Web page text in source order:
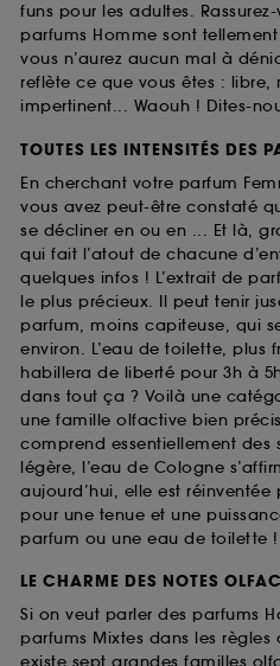
funs pour les adultes.
parfums Homme sont
vous n’aurez aucun mal à
reflète ce que vous êtes :
impertinent... Waouh ! Dites-
TOUTES LES INTENSITÉS DES
En cherchant votre parfum
vous avez peut-être constaté
se décliner en ou en ... Et là,
qui fait l’atout de chacune
quelques infos ! L’extrait de
le plus précieux. Il peut tenir
parfum, moins capiteuse, qui
environ. L’eau de toilette, plus
habillera de liberté pour 3h à
dans tout ça ? Voilà une
une famille olfactive bien
comprend essentiellement des
légère, l’eau de Cologne
aujourd’hui, elle est
pour une tenue et une
parfum ou une eau de toilette !
LE CHARME DES NOTES
Si on veut parler des parfums
parfums Mixtes dans les règles